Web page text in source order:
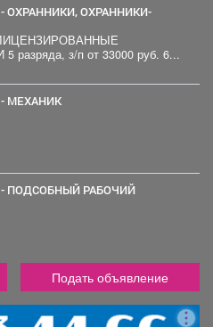
ЛИЦЕНЗИРОВАННЫЕ
ОХРАННИКИ 5 разряда, з/п от 33000 руб. 6...
- МЕХАНИК
- ПОДСОБНЫЙ РАБОЧИЙ
Подать объявление